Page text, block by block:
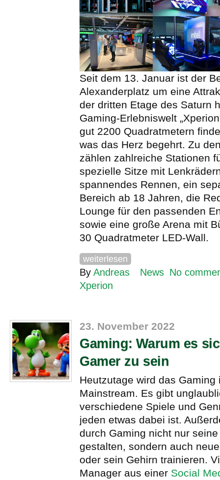
Seit dem 13. Januar ist der
Alexanderplatz um eine
der dritten Etage des Saturn
Gaming-Erlebniswelt
gut 2200 Quadratmetern
was das Herz begehrt. Zu
zählen zahlreiche Stationen
spezielle Sitze mit
spannendes Rennen, ein
Bereich ab 18 Jahren, die
Lounge für den passenden
sowie eine große Arena mit
30 Quadratmeter LED-Wall.
weiterlesen
By Andreas News No
Xperion
23. November 2022
Gaming: Warum es
Gamer zu sein
Heutzutage wird das Gaming
Mainstream. Es gibt
verschiedene Spiele und
jeden etwas dabei ist.
durch Gaming nicht nur
gestalten, sondern auch
oder sein Gehirn trainieren.
Manager aus einer Social